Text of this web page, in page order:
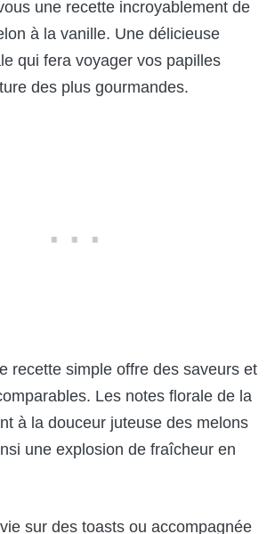
une recette incroyablement de
à la vanille. Une délicieuse
qui fera voyager vos papilles
des plus gourmandes.
recette simple offre des saveurs et
Les notes florale de la
à la douceur juteuse des melons
une explosion de fraîcheur en
sur des toasts ou accompagnée